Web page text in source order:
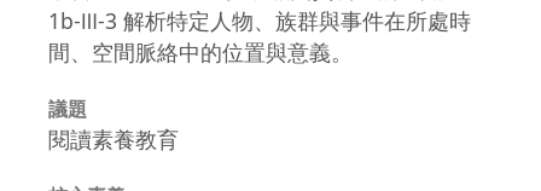
1b-Ⅲ-3 解析特定人物、族群與事件在所處時
間、空間脈絡中的位置與意義。
議題
閱讀素養教育